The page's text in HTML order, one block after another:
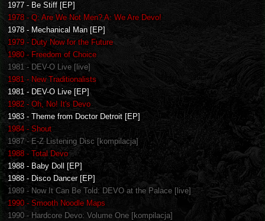
1977 - Be Stiff [EP]
1978 - Q: Are We Not Men? A: We Are Devo!
1978 - Mechanical Man [EP]
1979 - Duty Now for the Future
1980 - Freedom of Choice
1981 - DEV-O Live [live]
1981 - New Traditionalists
1981 - DEV-O Live [EP]
1982 - Oh, No! It's Devo
1983 - Theme from Doctor Detroit [EP]
1984 - Shout
1987 - E-Z Listening Disc [kompilacja]
1988 - Total Devo
1988 - Baby Doll [EP]
1988 - Disco Dancer [EP]
1989 - Now It Can Be Told: DEVO at the Palace [live]
1990 - Smooth Noodle Maps
1990 - Hardcore Devo: Volume One [kompilacja]